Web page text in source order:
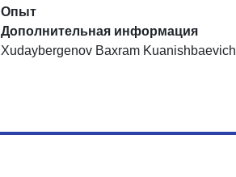
Опыт
Дополнительная информация
Xudaybergenov Baxram Kuanishbaevich